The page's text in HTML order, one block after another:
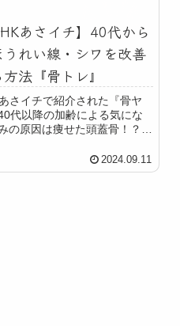
あさイチ】40代から
うれい線・シワを改善
法『骨トレ』
さイチで紹介された『骨ヤ
代以降の加齢による気にな
の原因は痩せた頭蓋骨！？シ
みを改善する骨トレとは？骨の
ングケアができるトレーニン
2024.09.11